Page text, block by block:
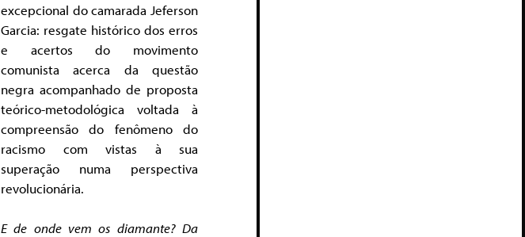
excepcional do camarada Jeferson
Garcia: resgate histórico dos erros
e acertos do movimento
comunista acerca da questão
negra acompanhado de proposta
teórico-metodológica voltada à
compreensão do fenômeno do
racismo com vistas à sua
superação numa perspectiva
revolucionária.
E de onde vem os diamante? Da